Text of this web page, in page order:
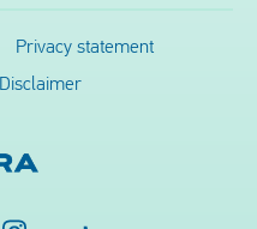
Privacy statement
Disclaimer